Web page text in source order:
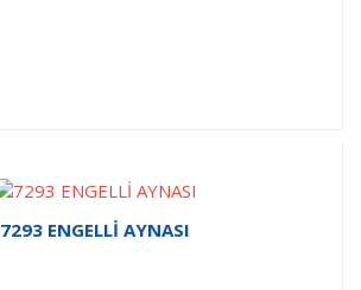
7293 ENGELLİ AYNASI